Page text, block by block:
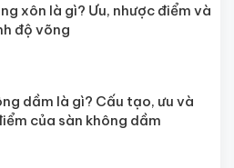
xôn là gì? Ưu, nhược điểm và
độ võng
dầm là gì? Cấu tạo, ưu và
của sàn không dầm